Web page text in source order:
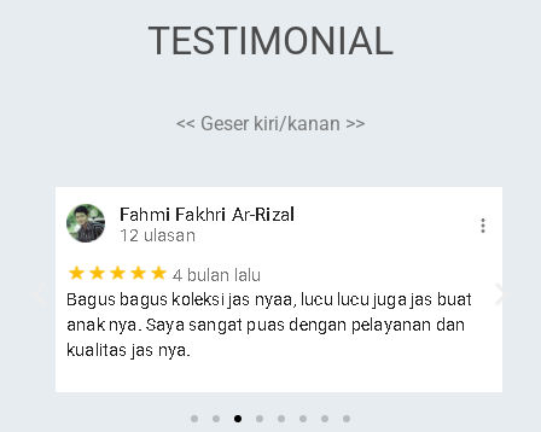
TESTIMONIAL
<< Geser kiri/kanan >>